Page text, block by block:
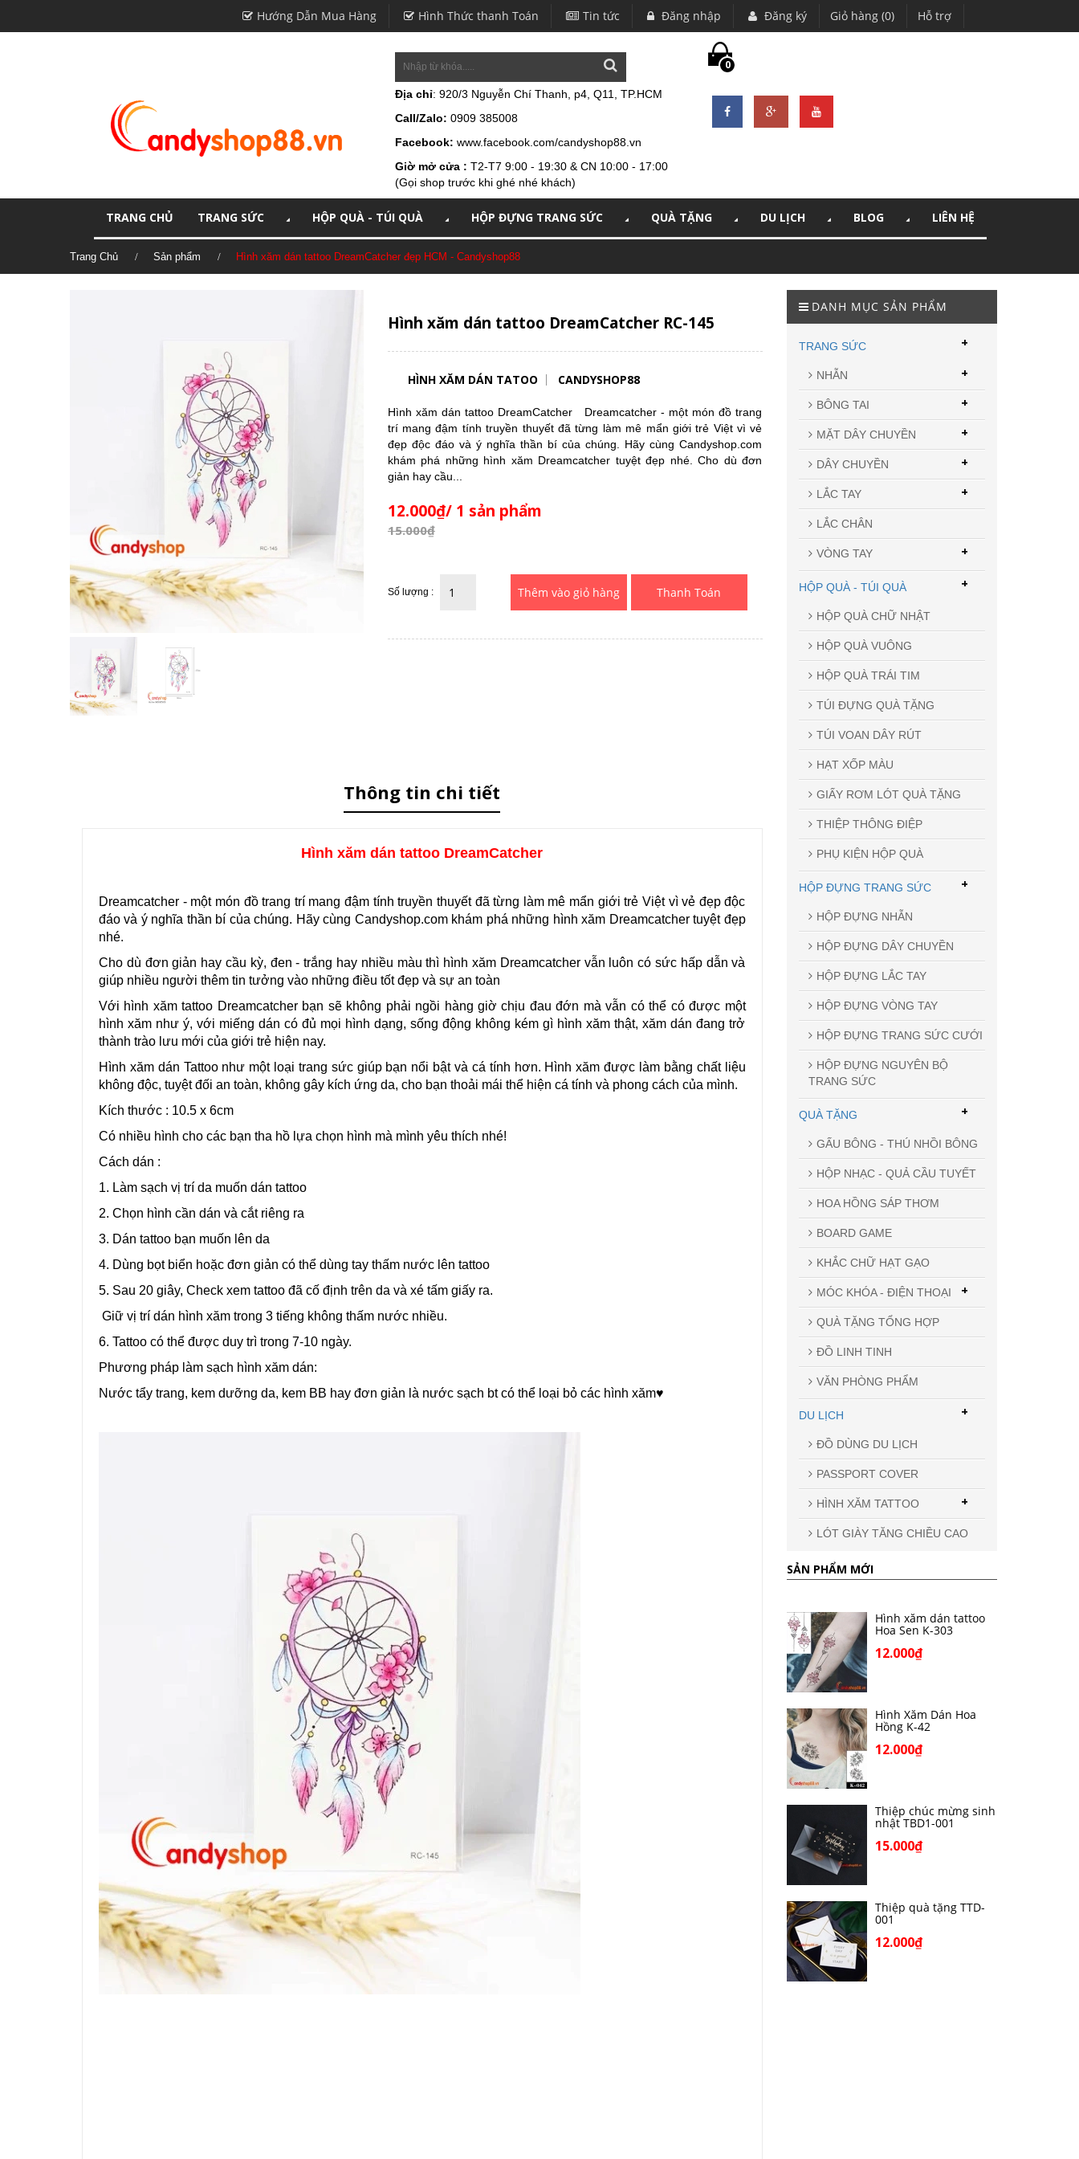
Hướng Dẫn Mua Hàng Hình Thức thanh Toán Tin tức Đăng nhập Đăng ký Giỏ hàng (0) Hỗ trợ
Địa chỉ: 920/3 Nguyễn Chí Thanh, p4, Q11, TP.HCM
Call/Zalo: 0909 385008
Facebook: www.facebook.com/candyshop88.vn
Giờ mở cửa : T2-T7 9:00 - 19:30 & CN 10:00 - 17:00
(Gọi shop trước khi ghé nhé khách)
0
TRANG CHỦ TRANG SỨC HỘP QUÀ - TÚI QUÀ HỘP ĐỰNG TRANG SỨC QUÀ TẶNG DU LỊCH BLOG LIÊN HỆ
Trang Chủ Sản phẩm Hình xăm dán tattoo DreamCatcher đẹp HCM - Candyshop88
Hình xăm dán tattoo DreamCatcher RC-145
HÌNH XĂM DÁN TATOO CANDYSHOP88
Hình xăm dán tattoo DreamCatcher Dreamcatcher - một món đồ trang
trí mang đậm tính truyền thuyết đã từng làm mê mẩn giới trẻ Việt vì vẻ
đẹp độc đáo và ý nghĩa thần bí của chúng. Hãy cùng Candyshop.com
khám phá những hình xăm Dreamcatcher tuyệt đẹp nhé. Cho dù đơn
giản hay cầu...
12.000₫/ 1 sản phẩm
15.000₫
Số lượng : Thanh Toán
Thông tin chi tiết
Hình xăm dán tattoo DreamCatcher
Dreamcatcher - một món đồ trang trí mang đậm tính truyền thuyết đã từng làm mê mẩn giới trẻ Việt vì vẻ đẹp độc
đáo và ý nghĩa thần bí của chúng. Hãy cùng Candyshop.com khám phá những hình xăm Dreamcatcher tuyệt đẹp
nhé.
Cho dù đơn giản hay cầu kỳ, đen - trắng hay nhiều màu thì hình xăm Dreamcatcher vẫn luôn có sức hấp dẫn và
giúp nhiều người thêm tin tưởng vào những điều tốt đẹp và sự an toàn
Với hình xăm tattoo Dreamcatcher bạn sẽ không phải ngồi hàng giờ chịu đau đớn mà vẫn có thể có được một
hình xăm như ý, với miếng dán có đủ mọi hình dạng, sống động không kém gì hình xăm thật, xăm dán đang trở
thành trào lưu mới của giới trẻ hiện nay.
Hình xăm dán Tattoo như một loại trang sức giúp bạn nổi bật và cá tính hơn. Hình xăm được làm bằng chất liệu
không độc, tuyệt đối an toàn, không gây kích ứng da, cho bạn thoải mái thể hiện cá tính và phong cách của mình.
Kích thước : 10.5 x 6cm
Có nhiều hình cho các bạn tha hồ lựa chọn hình mà mình yêu thích nhé!
Cách dán :
1. Làm sạch vị trí da muốn dán tattoo
2. Chọn hình cần dán và cắt riêng ra
3. Dán tattoo bạn muốn lên da
4. Dùng bọt biển hoặc đơn giản có thể dùng tay thấm nước lên tattoo
5. Sau 20 giây, Check xem tattoo đã cố định trên da và xé tấm giấy ra.
Giữ vị trí dán hình xăm trong 3 tiếng không thấm nước nhiều.
6. Tattoo có thể được duy trì trong 7-10 ngày.
Phương pháp làm sạch hình xăm dán:
Nước tẩy trang, kem dưỡng da, kem BB hay đơn giản là nước sạch bt có thể loại bỏ các hình xăm♥
DANH MỤC SẢN PHẨM
TRANG SỨC
NHẪN +
BÔNG TAI +
MẶT DÂY CHUYỀN +
DÂY CHUYỀN +
LẮC TAY +
LẮC CHÂN
VÒNG TAY +
+
HỘP QUÀ - TÚI QUÀ
HỘP QUÀ CHỮ NHẬT
HỘP QUÀ VUÔNG
HỘP QUÀ TRÁI TIM
TÚI ĐỰNG QUÀ TẶNG
TÚI VOAN DÂY RÚT
HẠT XỐP MÀU
GIẤY RƠM LÓT QUÀ TẶNG
THIỆP THÔNG ĐIỆP
PHỤ KIỆN HỘP QUÀ
+
HỘP ĐỰNG TRANG SỨC
HỘP ĐỰNG NHẪN
HỘP ĐỰNG DÂY CHUYỀN
HỘP ĐỰNG LẮC TAY
HỘP ĐỰNG VÒNG TAY
HỘP ĐỰNG TRANG SỨC CƯỚI
HỘP ĐỰNG NGUYÊN BỘ
TRANG SỨC
+
QUÀ TẶNG
GẤU BÔNG - THÚ NHỒI BÔNG
HỘP NHẠC - QUẢ CẦU TUYẾT
HOA HỒNG SÁP THƠM
BOARD GAME
KHẮC CHỮ HẠT GẠO
MÓC KHÓA - ĐIỆN THOẠI +
QUÀ TẶNG TỔNG HỢP
ĐỒ LINH TINH
VĂN PHÒNG PHẨM
+
DU LỊCH
ĐỒ DÙNG DU LỊCH
PASSPORT COVER
HÌNH XĂM TATTOO +
LÓT GIÀY TĂNG CHIỀU CAO
+
SẢN PHẨM MỚI
Hình xăm dán tattoo
Hoa Sen K-303
12.000₫
Hình Xăm Dán Hoa
Hồng K-42
12.000₫
Thiệp chúc mừng sinh
nhật TBD1-001
15.000₫
Thiệp quà tặng TTD-
001
12.000₫